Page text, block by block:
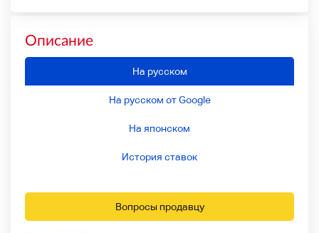
Описание
На русском
На русском от Google
На японском
История ставок
Вопросы продавцу